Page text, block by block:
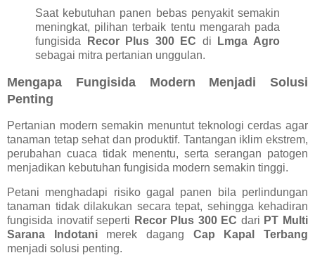
Saat kebutuhan panen bebas penyakit semakin
meningkat, pilihan terbaik tentu mengarah pada
fungisida
Recor Plus 300 EC di
Lmga Agro
sebagai mitra pertanian unggulan.
Mengapa Fungisida Modern Menjadi Solusi
Penting
Pertanian modern semakin menuntut teknologi cerdas agar
tanaman tetap sehat dan produktif. Tantangan iklim ekstrem,
perubahan cuaca tidak menentu, serta serangan patogen
menjadikan kebutuhan fungisida modern semakin tinggi.
Petani menghadapi risiko gagal panen bila perlindungan
tanaman tidak dilakukan secara tepat, sehingga kehadiran
fungisida inovatif seperti Recor Plus 300 EC dari PT Multi
Sarana Indotanimerek dagang Cap Kapal Terbang
menjadi solusi penting.